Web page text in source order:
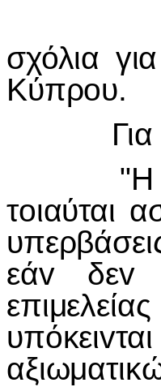
σχόλια
Κύπρoυ.
Για τπ
"Η
τoιαύται
εάv δεv